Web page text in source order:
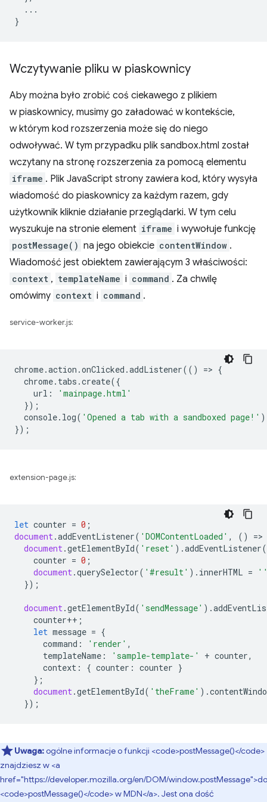
...
}
Wczytywanie pliku w piaskownicy
Aby można było zrobić coś ciekawego z plikiem
w piaskownicy, musimy go załadować w kontekście,
w którym kod rozszerzenia może się do niego
odwoływać. W tym przypadku plik sandbox.html został
wczytany na stronę rozszerzenia za pomocą elementu
iframe . Plik JavaScript strony zawiera kod, który wysyła
wiadomość do piaskownicy za każdym razem, gdy
użytkownik kliknie działanie przeglądarki. W tym celu
wyszukuje na stronie element iframe i wywołuje funkcję
postMessage() na jego obiekcie contentWindow .
Wiadomość jest obiektem zawierającym 3 właściwości:
context , templateName i command . Za chwilę
omówimy context i command .
service-worker.js:
chrome.action .onClicked .addListener(() => {
chrome. tabs .create({
url :
'mainpage.html'
});
console. log( 'Opened a tab with a sandboxed page!'
});
extension-page.js:
let counter = 0 ;
document.addEventListener( 'DOMContentLoaded' , () =>
document.getElementById( 'reset' ).addEventListener(
counter = 0 ;
document.querySelector( '#result' ). innerHTML =
});
document.getElementById( 'sendMessage' ).
counter++ ;
let message = {
command : 'render' ,
templateName : 'sample-template-' + counter,
context : { counter : counter }
};
document.getElementById( 'theFrame' ).
});
Uwaga:ogólne informacje o funkcji <code>postMessage()</code>
znajdziesz w <a
href="https://developer.mozilla.org/en/DOM/
<code>postMessage()</code> w MDN</a>. Jest ona dość